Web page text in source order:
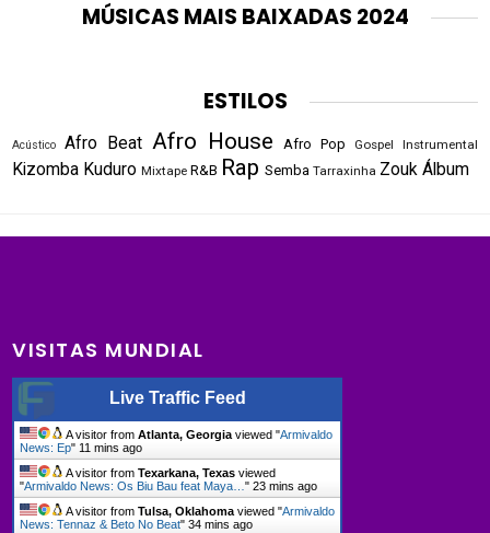
MÚSICAS MAIS BAIXADAS 2024
ESTILOS
Acústico Afro Beat Afro House Afro Pop Gospel Instrumental
Kizomba Kuduro Mixtape R&B Rap Semba Tarraxinha Zouk Álbum
VISITAS MUNDIAL
Live Traffic Feed
A visitor fromAtlanta, Georgia viewed "Armivaldo
News: Ep" 11 mins ago
A visitor fromTexarkana, Texas viewed
"Armivaldo News: Os Biu Bau feat Maya…"23 mins ago
A visitor fromTulsa, Oklahoma viewed "Armivaldo
News: Tennaz & Beto No Beat"34 mins ago